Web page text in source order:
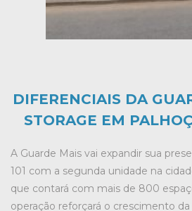
DIFERENCIAIS DA
STORAGE EM
A Guarde Mais vai expandir sua
101 com a segunda unidade na
que contará com mais de 800
operação reforçará o crescimento